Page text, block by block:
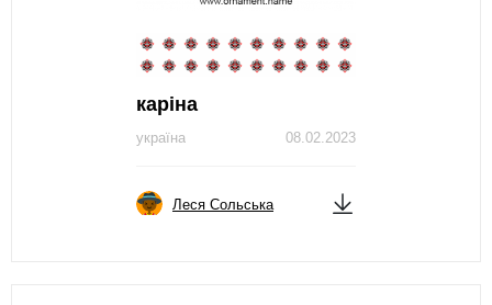
каріна
08.02.2023
україна
Леся Сольська